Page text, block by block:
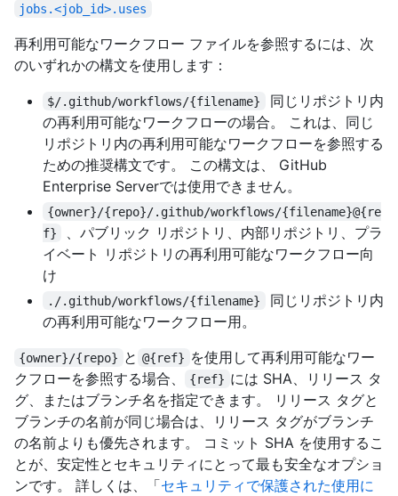
jobs.<job_id>.uses
再利用可能なワークフロー ファイルを参照するには、次
のいずれかの構文を使用します：
$/.github/workflows/{filename}
同じリポジトリ内
の再利用可能なワークフローの場合。 これは、同じ
リポジトリ内の再利用可能なワークフローを参照する
ための推奨構文です。 この構文は、 GitHub
Enterprise Serverでは使用できません。
{owner}/{repo}/.github/workflows/{filename}@{re
f}
、パブリック リポジトリ、内部リポジトリ、プラ
イベート リポジトリの再利用可能なワークフロー向
け
./.github/workflows/{filename}
同じリポジトリ内
の再利用可能なワークフロー用。
{owner}/{repo} と @{ref} を使用して再利用可能なワー
クフローを参照する場合、
{ref} には SHA、リリース タ
グ、またはブランチ名を指定できます。 リリース タグと
ブランチの名前が同じ場合は、リリース タグがブランチ
の名前よりも優先されます。 コミット SHA を使用するこ
とが、安定性とセキュリティにとって最も安全なオプショ
ンです。 詳しくは、「セキュリティで保護された使用に